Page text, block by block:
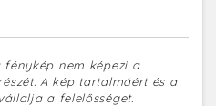
fénykép nem képezi a
A kép tartalmáért és a
a felelősséget.